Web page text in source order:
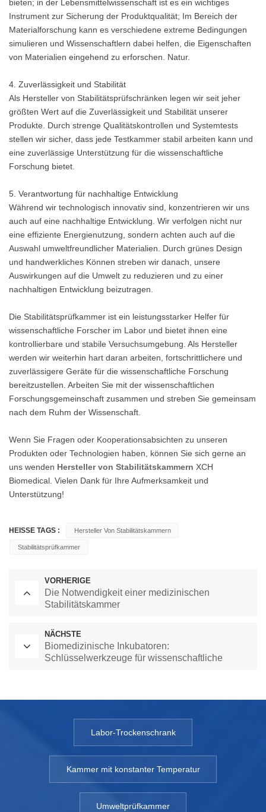
bieten; in der Lebensmittelwissenschaft ist es ein wichtiges
Instrument zur Sicherung der Produktqualität; Im Bereich der
Materialforschung kann es verschiedene extreme Bedingungen
simulieren und Wissenschaftlern dabei helfen, die Eigenschaften
von Materialien eingehend zu erforschen. Natur.
4. Zuverlässigkeit und Stabilität
Als Hersteller von Stabilitätsprüfschränken legen wir seit jeher
größten Wert auf die Zuverlässigkeit und Stabilität unserer
Produkte. Durch strenge Qualitätskontrollen und Systemtests
stellen wir sicher, dass jede Testkammer stabil arbeiten kann und
eine zuverlässige Unterstützung für die wissenschaftliche
Forschung bietet.
5. Verantwortung für nachhaltige Entwicklung
Während wir technologisch innovativ sind, konzentrieren wir uns
auch auf eine nachhaltige Entwicklung. Wir verfolgen nicht nur
eine effiziente Energienutzung, sondern achten auch auf die
Auswahl umweltfreundlicher Materialien. Durch grünes Design
und handwerkliches Können streben wir danach, unsere
Auswirkungen auf die Umwelt zu reduzieren und zu einer
nachhaltigen Entwicklung beizutragen.
Die Stabilitätsprüfkammer ist ein leistungsstarker Helfer für
wissenschaftliche Forscher im Labor und bietet ihnen eine
kontrollierbare und stabile Versuchsumgebung. Als Hersteller
werden wir weiterhin hart daran arbeiten, fortschrittlichere und
zuverlässigere Geräte für die wissenschaftliche Forschung
bereitzustellen. Arbeiten Sie mit der wissenschaftlichen
Forschungsgemeinschaft zusammen und streben Sie gemeinsam
nach dem Ruhm der Wissenschaft.
Wenn Sie Fragen oder Kooperationsabsichten zu unseren
Produkten oder Technologien haben, können Sie sich gerne an
uns wenden Hersteller von Stabilitätskammern XCH
Biomedical. Vielen Dank für Ihre Aufmerksamkeit und
Unterstützung!
HEISSE TAGS : Hersteller Von Stabilitätskammern
Stabilitätsprüfkammer
VORHERIGE
Die Notwendigkeit einer medizinischen
Stabilitätskammer
NÄCHSTE
Biomedizinische Inkubatoren:
Schlüsselwerkzeuge für wissenschaftliche
Labor-Trockenschrank
Kammer mit konstanter Temperatur
Umweltprüfkammer